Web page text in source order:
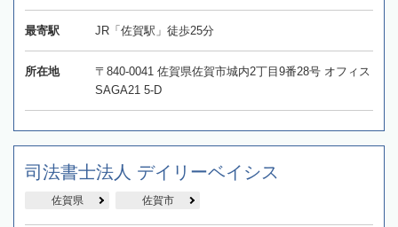
最寄駅 JR「佐賀駅」徒歩25分
所在地
〒840-0041 佐賀県佐賀市城内2丁目9番28号 オフィス
SAGA21 5-D
司法書士法人 デイリーベイシス
佐賀県 佐賀市